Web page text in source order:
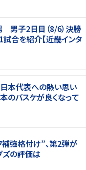
男子2日目（8/6）決勝
試合を紹介【近畿インタ
日本代表への熱い思い
のバスケが良くなって
強格付け”、第2弾が
ズの評価は